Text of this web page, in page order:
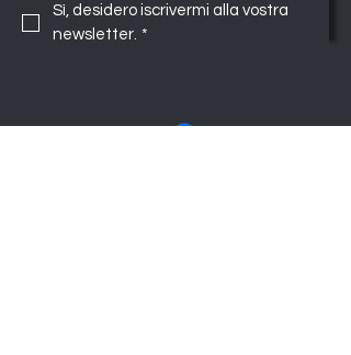
Sì, desidero iscrivermi alla vostra
newsletter. *